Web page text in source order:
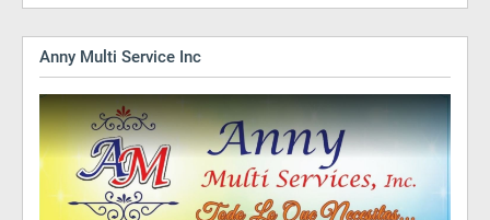
Anny Multi Service Inc